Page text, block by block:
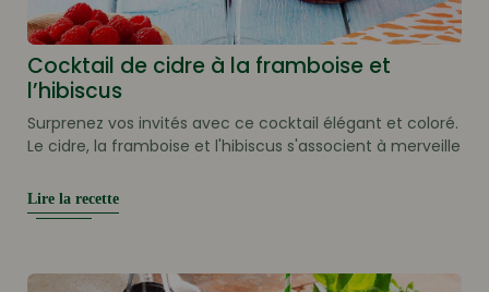
Cocktail de cidre à la framboise et
l’hibiscus
Surprenez vos invités avec ce cocktail élégant et coloré.
Le cidre, la framboise et l'hibiscus s'associent à merveille
Lire la recette